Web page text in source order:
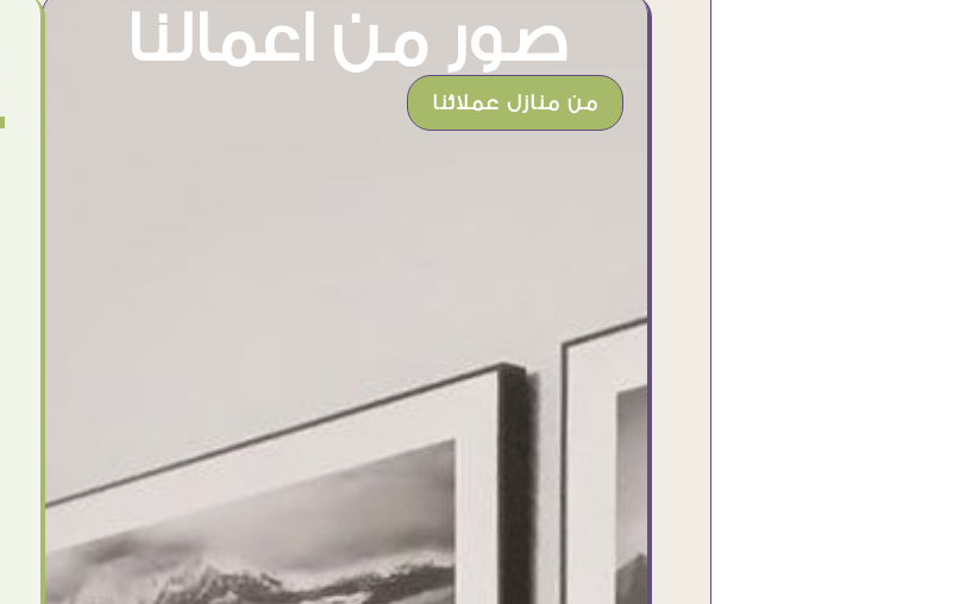
صور من اعمالنا
من منازل عملائنا
وإرضاء العميل والخامات والتقفيل وسرعة
التوصيل. بصراحه وبمنتهي الأمانه مكسب
Doaa Elsayd
القاهرة - مصر